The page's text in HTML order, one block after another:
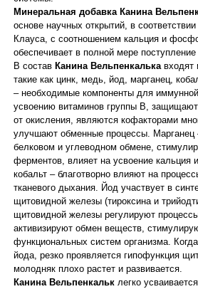
Минеральная добавка Канина
основе научных открытий, в
Клауса, с соотношением кальция и
обеспечивает в полной мере
В состав Канина Вельпенкалькавходят
такие как цинк, медь, йод, марганец,
– необходимые компоненты для
усвоению витаминов группы В, защищают
от окисления, являются кофакторами
улучшают обменные процессы. Марганец
белковом и углеводном обмене,
ферментов, влияет на усвоение
кобальт – благотворно влияют на
тканевого дыхания. Йод участвует в
щитовидной железы (тироксина и
щитовидной железы регулируют
активизируют обмен веществ,
функциональных систем организма.
йода, резко проявляется гипофункция
молодняк плохо растет и развивается.
Канина Вельпенкальк легко